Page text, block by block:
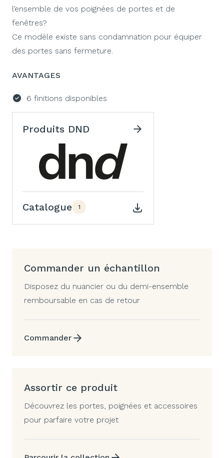
l’ensemble de vos poignées de portes et de
fenêtres?
Ce modèle existe sans condamnation pour équiper
des portes sans fermeture.
AVANTAGES
6 finitions disponibles
Produits DND
Catalogue 1
Commander un échantillon
Disposez du nuancier ou du demi-ensemble
remboursable en cas de retour
Commander
Assortir ce produit
Découvrez les portes, poignées et accessoires
pour parfaire votre projet